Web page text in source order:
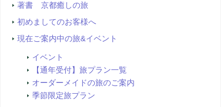
著書 京都癒しの旅
初めましてのお客様へ
現在ご案内中の旅&イベント
イベント
【通年受付】旅プラン一覧
オーダーメイドの旅のご案内
季節限定旅プラン